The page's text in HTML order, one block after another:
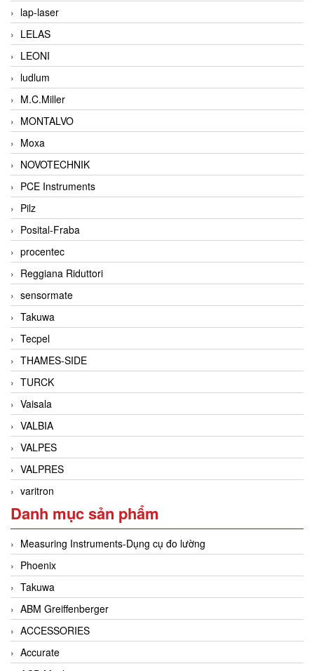
lap-laser
LELAS
LEONI
ludlum
M.C.Miller
MONTALVO
Moxa
NOVOTECHNIK
PCE Instruments
Pilz
Posital-Fraba
procentec
Reggiana Riduttori
sensormate
Takuwa
Tecpel
THAMES-SIDE
TURCK
Vaisala
VALBIA
VALPES
VALPRES
varitron
Danh mục sản phẩm
Measuring Instruments-Dụng cụ đo lường
Phoenix
Takuwa
ABM Greiffenberger
ACCESSORIES
Accurate